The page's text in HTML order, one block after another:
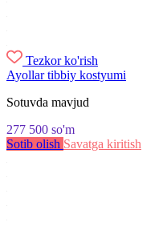
Tezkor ko'rish
Ayollar tibbiy kostyumi
Sotuvda mavjud
277 500 so'm
Sotib olish Savatga kiritish